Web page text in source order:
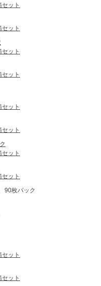
セット
セット
セット
セット
セット
セット
セット
セット
90枚パック
セット
セット